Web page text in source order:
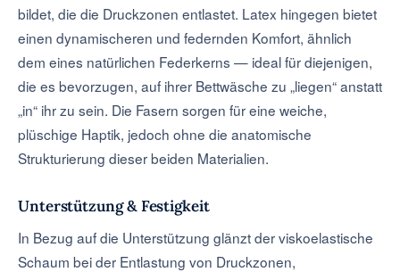
bildet, die die Druckzonen entlastet. Latex hingegen bietet
einen dynamischeren und federnden Komfort, ähnlich
dem eines natürlichen Federkerns — ideal für diejenigen,
die es bevorzugen, auf ihrer Bettwäsche zu „liegen“ anstatt
„in“ ihr zu sein. Die Fasern sorgen für eine weiche,
plüschige Haptik, jedoch ohne die anatomische
Strukturierung dieser beiden Materialien.
Unterstützung & Festigkeit
In Bezug auf die Unterstützung glänzt der viskoelastische
Schaum bei der Entlastung von Druckzonen,